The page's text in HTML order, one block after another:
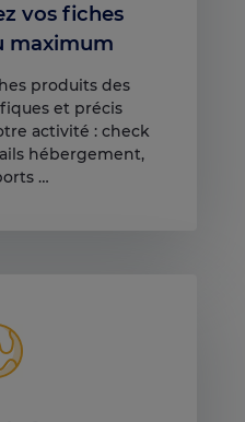
vos fiches
maximum
produits des
et précis
activité : check
hébergement,
…